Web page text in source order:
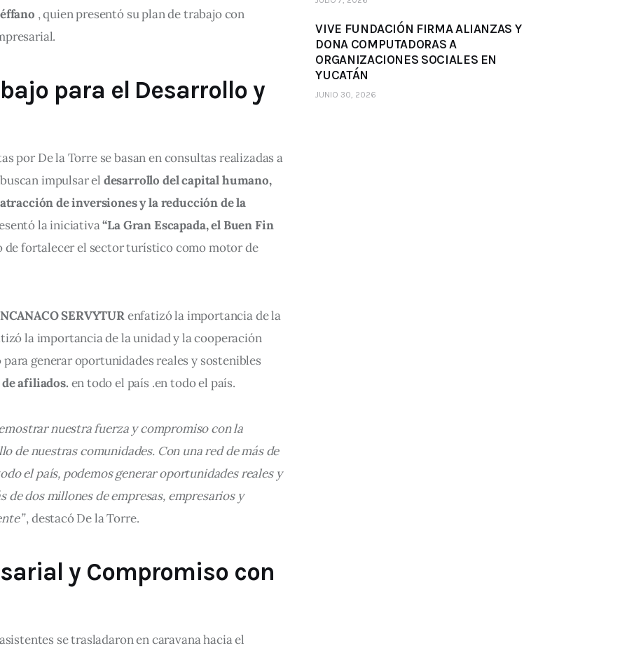
, quien presentó su plan de trabajo con
para el Desarrollo y
por De la Torre se basan en consultas realizadas a
impulsar el desarrollo del capital humano,
de inversiones y la reducción de la
la iniciativa “La Gran Escapada, el Buen Fin
de fortalecer el sector turístico como motor de
SERVYTUR enfatizó la importancia de la
la importancia de la unidad y la cooperación
generar oportunidades reales y sostenibles
afiliados. en todo el país .en todo el país.
nuestra fuerza y ​​compromiso con la
de nuestras comunidades. Con una red de más de
el país, podemos generar oportunidades reales y
de dos millones de empresas, empresarios y
, destacó De la Torre.
y Compromiso con
se trasladaron en caravana hacia el
VIVE FUNDACIÓN FIRMA ALIANZAS Y
DONA COMPUTADORAS A
ORGANIZACIONES SOCIALES EN
YUCATÁN
JUNIO 30, 2026